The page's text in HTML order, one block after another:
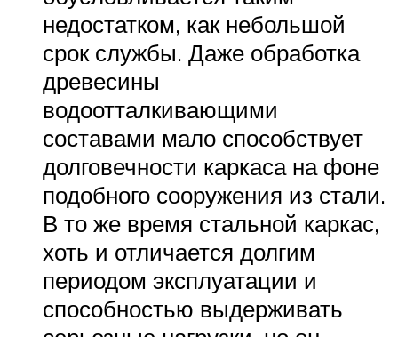
недостатком, как небольшой
срок службы. Даже обработка
древесины
водоотталкивающими
составами мало способствует
долговечности каркаса на фоне
подобного сооружения из стали.
В то же время стальной каркас,
хоть и отличается долгим
периодом эксплуатации и
способностью выдерживать